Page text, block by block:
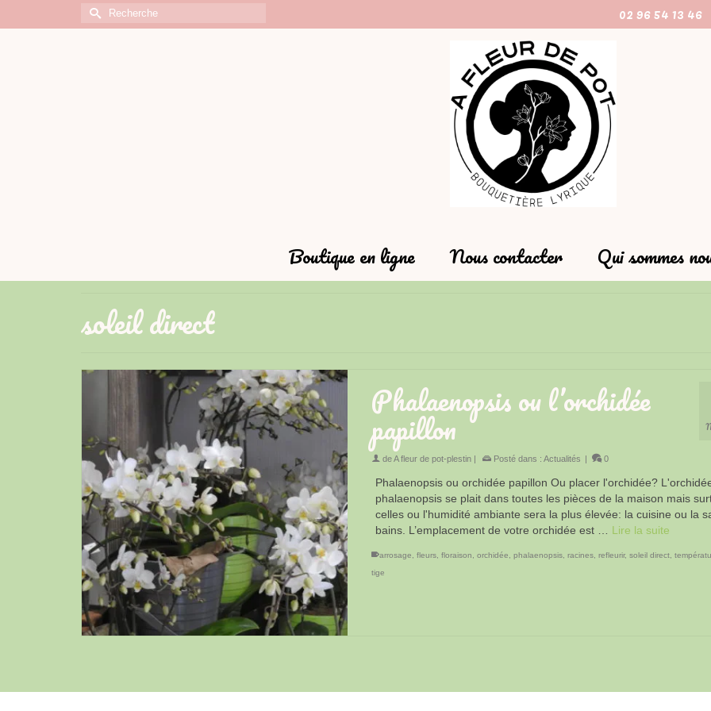
02 96 54 13 46
Rechercher :
Boutique en ligne Nous contacter Qui sommes
soleil direct
Phalaenopsis ou l’orchidée
papillon
deA fleur de pot-plestin | Posté dans : Actualités | 0
Phalaenopsis ou orchidée papillon Ou placer l'orchidée?
phalaenopsis se plait dans toutes les pièces de la maison mais
celles ou l'humidité ambiante sera la plus élevée: la cuisine ou la
bains. L’emplacement de votre orchidée est … Lire la suite
arrosage fleurs, floraison orchidée phalaenopsis, racines, refleurir, soleil direct,
tige